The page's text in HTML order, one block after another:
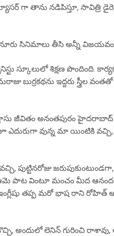
గా తాను నడిపిస్తూ, సావిత్రి
నూరు సినిమాలు తీసి అన్నీ
శిక్షణ పొందింది.
బుర్రకథను ఇద్దరు స్త్రీల
జీవితం అనంతపురం హైదరాబాద్
ఎదురుగా వున్న మా యింటికి
పాట వింటూ మంచం మీద
తప్ప మరో భాష రాని రోహిత్
అందులో లెనిన్ గురించి